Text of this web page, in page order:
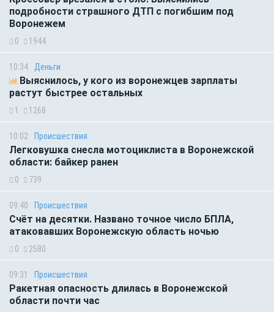
подробности страшного ДТП с погибшим под
Воронежем
0 1944
10:34 Деньги
Выяснилось, у кого из воронежцев зарплаты
растут быстрее остальных
1 1268
10:02 Происшествия
Легковушка снесла мотоциклиста в Воронежской
области: байкер ранен
0 739
09:40 Происшествия
Счёт на десятки. Названо точное число БПЛА,
атаковавших Воронежскую область ночью
0 2580
09:31 Происшествия
Ракетная опасность длилась в Воронежской
области почти час